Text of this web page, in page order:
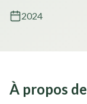
2024
À propos